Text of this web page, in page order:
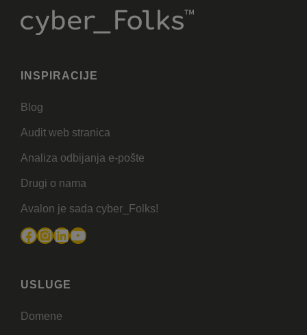
INSPIRACIJE
Blog
Audit web stranica
Analiza odbijanja e-pošte
Drugi o nama
Avalon je sada cyber_Folks!
Facebook
Instagram
LinkedIn
YouTube
USLUGE
Domene